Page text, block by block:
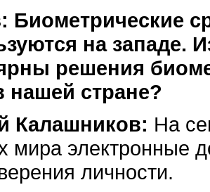
Биометрические
на западе.
решения
нашей стране?
Калашников: На
мира электронные
личности.